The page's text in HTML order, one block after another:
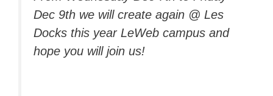
Dec 9th we will create again @ Les
Docks this year LeWeb campus and
hope you will join us!